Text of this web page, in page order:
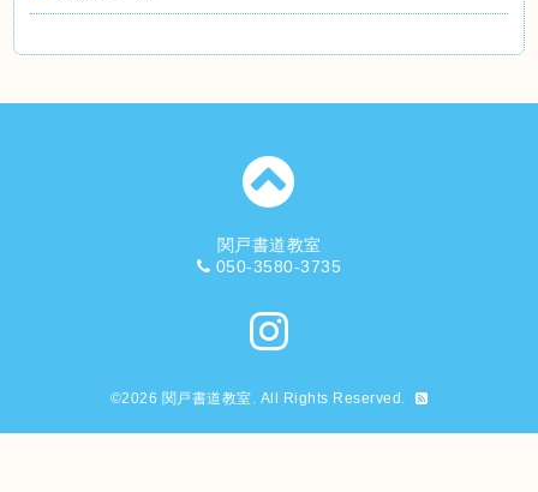
関戸書道教室
050-3580-3735
©2026 関戸書道教室. All Rights Reserved.